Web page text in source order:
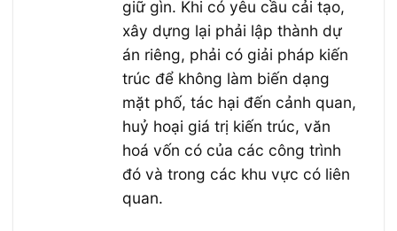
giữ gìn. Khi có yêu cầu cải tạo,
xây dựng lại phải lập thành dự
án riêng, phải có giải pháp kiến
trúc để không làm biến dạng
mặt phố, tác hại đến cảnh quan,
huỷ hoại giá trị kiến trúc, văn
hoá vốn có của các công trình
đó và trong các khu vực có liên
quan.